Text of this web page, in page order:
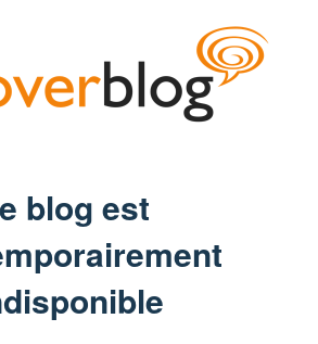
blog est